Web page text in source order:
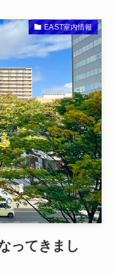
EAST室内情報
ってきまし